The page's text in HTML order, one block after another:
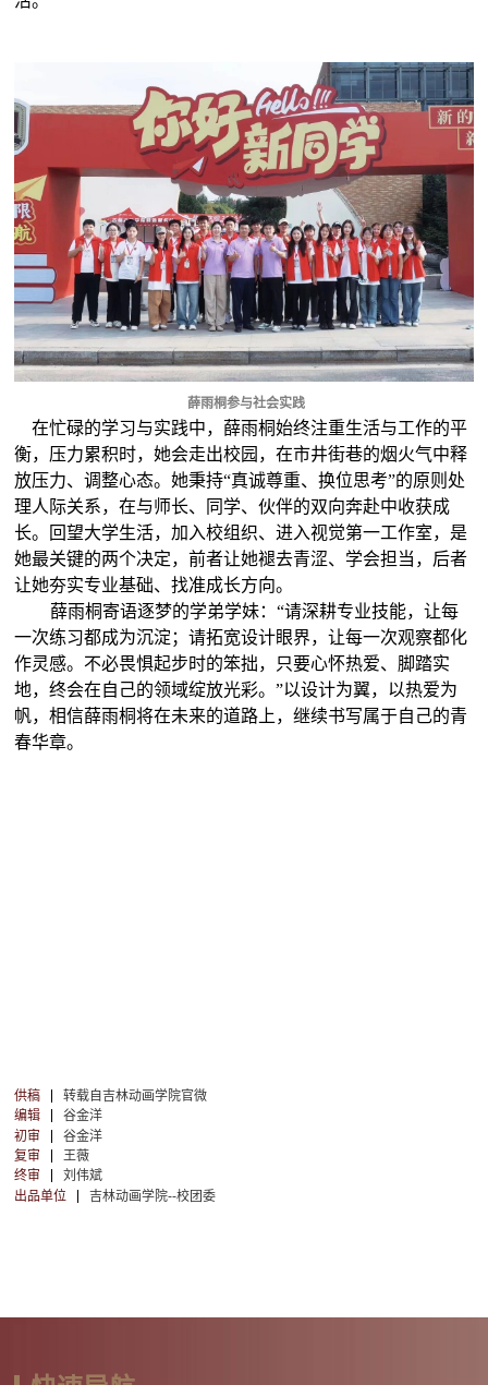
薛雨桐参与社会实践
在忙碌的学习与实践中，薛雨桐始终注重生活与工作的平
衡，压力累积时，她会走出校园，在市井街巷的烟火气中释
放压力、调整心态。她秉持“真诚尊重、换位思考”的原则处
理人际关系，在与师长、同学、伙伴的双向奔赴中收获成
长。回望大学生活，加入校组织、进入视觉第一工作室，是
她最关键的两个决定，前者让她褪去青涩、学会担当，后者
让她夯实专业基础、找准成长方向。
薛雨桐寄语逐梦的学弟学妹：“请深耕专业技能，让每
一次练习都成为沉淀；请拓宽设计眼界，让每一次观察都化
作灵感。不必畏惧起步时的笨拙，只要心怀热爱、脚踏实
地，终会在自己的领域绽放光彩。”以设计为翼，以热爱为
帆，相信薛雨桐将在未来的道路上，继续书写属于自己的青
春华章。
供稿
转载自吉林动画学院官微
编辑
谷金洋
初审
谷金洋
复审
王薇
终审
刘伟斌
出品单位
吉林动画学院--校团委